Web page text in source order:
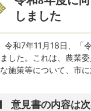
しました
令和7年11月18日、「
ました。これは、農業
な施策等について、市
意見書の内容は次